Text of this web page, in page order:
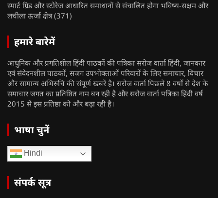
स्मार्ट ग्रिड और स्टोरेज आधारित समाधानों से संचालित होगा भविष्य-सक्षम और
लचीला ऊर्जा क्षेत्र (371)
हमारे बारेमें
आधुनिक और प्रगतिशील हिंदी पाठकों की पत्रिका सरोज वार्ता हिंदी, जानकार
एवं संवेदनशील पाठकों, सजग उपभोक्ताओं परिवारों के लिए समाचार, विचार
और सामान्य अभिरुचि की संपूर्ण खबरें है। सरोज वार्ता पिछले 8 वर्षों से देश के
समाचार जगत का प्रतिष्ठित नाम बन रही है और सरोज वार्ता पत्रिका हिंदी वर्ष
2015 से इस प्रतिष्ठा को और बढ़ा रही है।
भाषा चुनें
Hindi
संपर्क सूत्र